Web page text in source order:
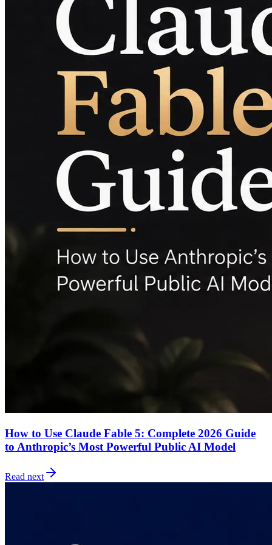
How to Use Claude Fable 5: Complete 2026 Guide
to Anthropic’s Most Powerful Public AI Model
Read next